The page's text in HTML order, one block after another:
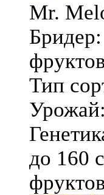
Mr.
Тип
до 160